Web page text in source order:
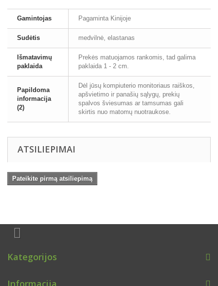
Gamintojas Pagaminta Kinijoje
Sudėtis medvilnė, elastanas
Išmatavimų
paklaida
Prekės matuojamos rankomis, tad galima
paklaida 1 - 2 cm.
Papildoma
informacija
(2)
Dėl jūsų kompiuterio monitoriaus raiškos,
apšvietimo ir panašių sąlygų, prekių
spalvos šviesumas ar tamsumas gali
skirtis nuo matomų nuotraukose.
ATSILIEPIMAI
Pateikite pirmą atsiliepimą
Kategorijos
Informacija